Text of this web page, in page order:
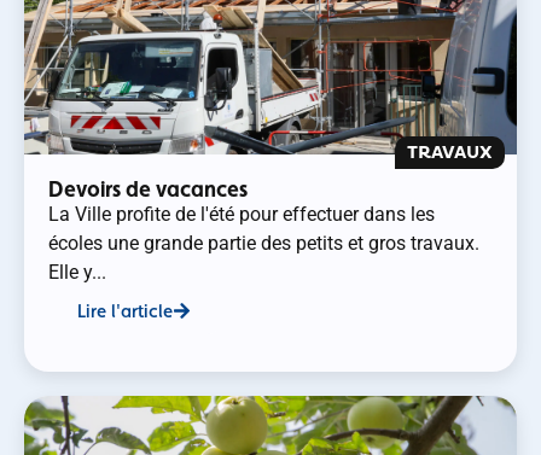
TRAVAUX
Devoirs de vacances
La Ville profite de l'été pour effectuer dans les
écoles une grande partie des petits et gros travaux.
Elle y...
Lire l'article